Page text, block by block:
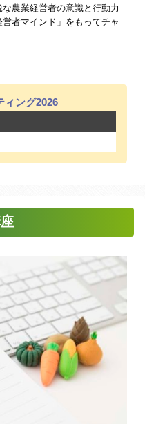
農業経営者の意識と行動力
者マインド」をもってチャ
ィング2026